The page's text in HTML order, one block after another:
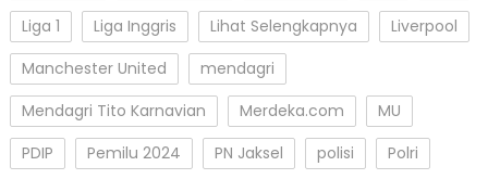
Liga 1
Liga Inggris Lihat Selengkapnya
Liverpool
Manchester United
mendagri
Mendagri Tito Karnavian
Merdeka.com
MU
PDIP
Pemilu 2024 PN Jaksel polisi
Polri